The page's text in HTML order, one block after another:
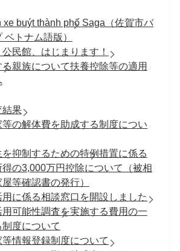
xe buýt thành phố Saga（佐賀市バ
ベトナム語版）
公民館、はじまります！
親族について扶養控除等の適用
結果
の解体費を助成する制度につい
抑制するための特例措置に係る
の3,000万円控除について（被相
等確認書の発行）
に係る相談窓口を開設しました
可能性調査を実施する費用の一
度について
情報登録制度について